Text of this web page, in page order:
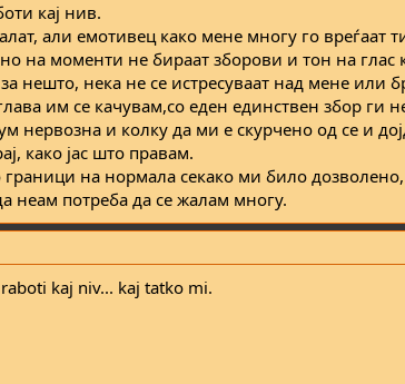
кај нив.
али емотивец како мене многу го вреѓаат
на моменти не бираат зборови и тон на глас
нешто, нека не се истресуваат над мене или
им се качувам,со еден единствен збор ги
нервозна и колку да ми е скурчено од се и
како јас што правам.
граници на нормала секако ми било
неам потреба да се жалам многу.
kaj niv... kaj tatko mi.